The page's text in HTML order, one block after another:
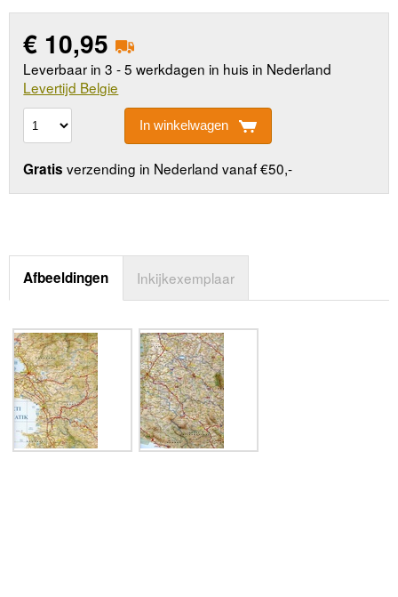
€ 10,95
Leverbaar in 3 - 5 werkdagen in huis in Nederland
Levertijd Belgie
In winkelwagen
Gratis verzending in Nederland vanaf €50,-
Afbeeldingen Inkijkexemplaar